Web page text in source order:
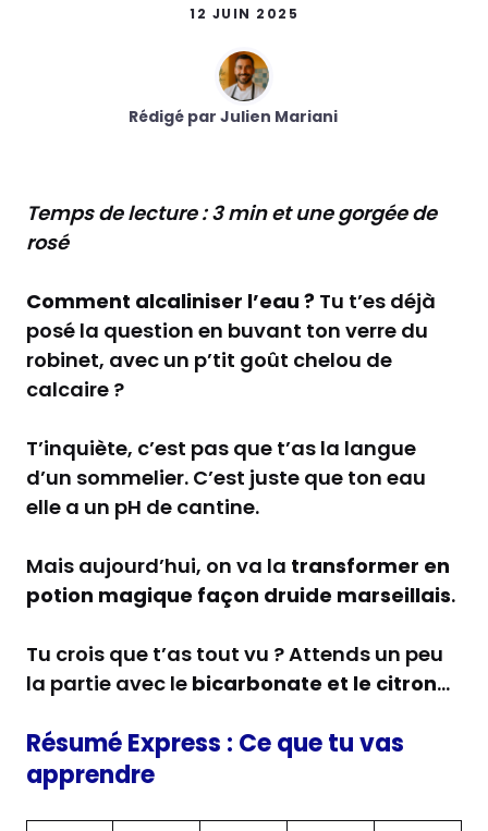
12 JUIN 2025
Rédigé par Julien Mariani
Temps de lecture : 3 min et une gorgée de
rosé
Comment alcaliniser l’eau ? Tu t’es déjà
posé la question en buvant ton verre du
robinet, avec un p’tit goût chelou de
calcaire ?
T’inquiète, c’est pas que t’as la langue
d’un sommelier. C’est juste que ton eau
elle a un pH de cantine.
Mais aujourd’hui, on va la transformer en
potion magique façon druide marseillais.
Tu crois que t’as tout vu ? Attends un peu
la partie avec le bicarbonate et le citron…
Résumé Express : Ce que tu vas
apprendre